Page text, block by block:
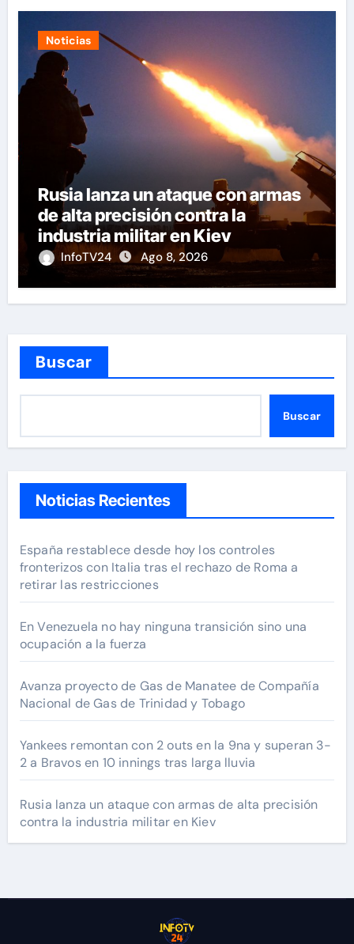
Noticias
Rusia lanza un ataque con armas
de alta precisión contra la
industria militar en Kiev
InfoTV24 Ago 8, 2026
Buscar
Buscar
Noticias Recientes
España restablece desde hoy los controles
fronterizos con Italia tras el rechazo de Roma a
retirar las restricciones
En Venezuela no hay ninguna transición sino una
ocupación a la fuerza
Avanza proyecto de Gas de Manatee de Compañía
Nacional de Gas de Trinidad y Tobago
Yankees remontan con 2 outs en la 9na y superan 3-
2 a Bravos en 10 innings tras larga lluvia
Rusia lanza un ataque con armas de alta precisión
contra la industria militar en Kiev